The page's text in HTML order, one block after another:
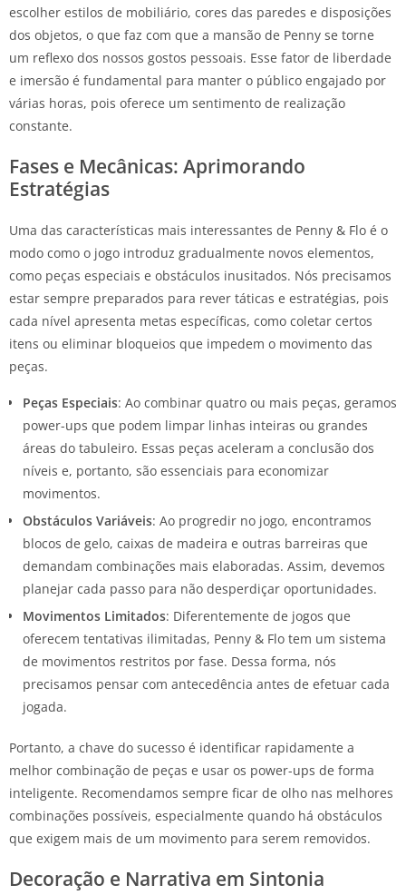
escolher estilos de mobiliário, cores das paredes e disposições
dos objetos, o que faz com que a mansão de Penny se torne
um reflexo dos nossos gostos pessoais. Esse fator de liberdade
e imersão é fundamental para manter o público engajado por
várias horas, pois oferece um sentimento de realização
constante.
Fases e Mecânicas: Aprimorando
Estratégias
Uma das características mais interessantes de Penny & Flo é o
modo como o jogo introduz gradualmente novos elementos,
como peças especiais e obstáculos inusitados. Nós precisamos
estar sempre preparados para rever táticas e estratégias, pois
cada nível apresenta metas específicas, como coletar certos
itens ou eliminar bloqueios que impedem o movimento das
peças.
Peças Especiais: Ao combinar quatro ou mais peças, geramos
power-ups que podem limpar linhas inteiras ou grandes
áreas do tabuleiro. Essas peças aceleram a conclusão dos
níveis e, portanto, são essenciais para economizar
movimentos.
Obstáculos Variáveis: Ao progredir no jogo, encontramos
blocos de gelo, caixas de madeira e outras barreiras que
demandam combinações mais elaboradas. Assim, devemos
planejar cada passo para não desperdiçar oportunidades.
Movimentos Limitados: Diferentemente de jogos que
oferecem tentativas ilimitadas, Penny & Flo tem um sistema
de movimentos restritos por fase. Dessa forma, nós
precisamos pensar com antecedência antes de efetuar cada
jogada.
Portanto, a chave do sucesso é identificar rapidamente a
melhor combinação de peças e usar os power-ups de forma
inteligente. Recomendamos sempre ficar de olho nas melhores
combinações possíveis, especialmente quando há obstáculos
que exigem mais de um movimento para serem removidos.
Decoração e Narrativa em Sintonia